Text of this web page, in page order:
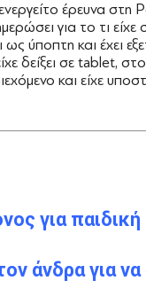
έρευνα στη
για το τι
ύποπτη και έχει
δείξει σε tablet,
και είχε
για
άνδρα για να